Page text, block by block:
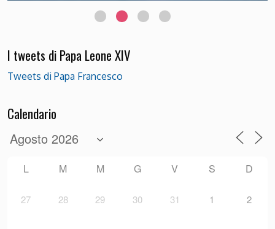
I tweets di Papa Leone XIV
Tweets di Papa Francesco
Calendario
L M M G V S D
27 28 29 30 31 1 2